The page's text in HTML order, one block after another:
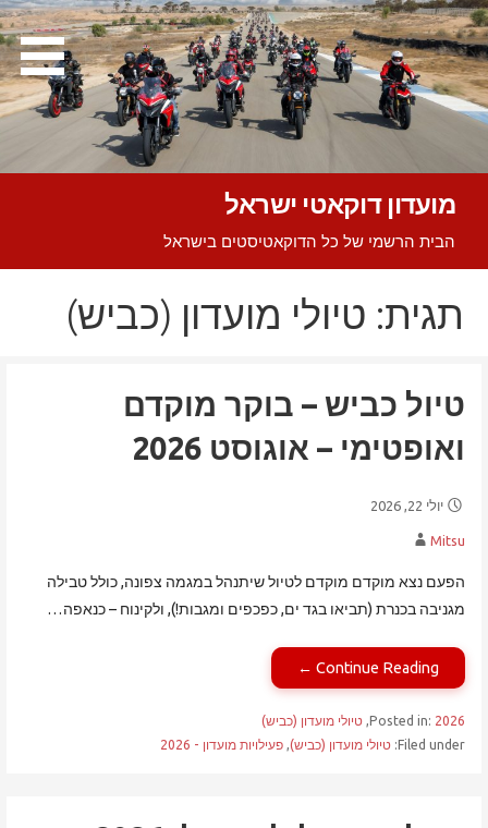
Skip
to
content
מועדון דוקאטי ישראל
הבית הרשמי של כל הדוקאטיסטים בישראל
תגית: טיולי מועדון (כביש)
טיול כביש – בוקר מוקדם
ואופטימי – אוגוסט 2026
יולי 22, 2026
Mitsu
הפעם נצא מוקדם מוקדם לטיול שיתנהל במגמה צפונה, כולל טבילה
מגניבה בכנרת (תביאו בגד ים, כפכפים ומגבות!), ולקינוח – כנאפה…
Continue Reading ←
Posted in: 2026
, טיולי מועדון (כביש)
Filed under:
טיולי מועדון (כביש), פעילויות מועדון - 2026